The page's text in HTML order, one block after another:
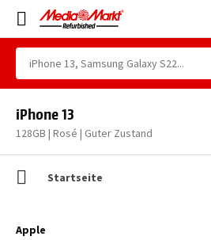
iPhone 13
128GB | Rosé | Guter Zustand
Startseite
Apple